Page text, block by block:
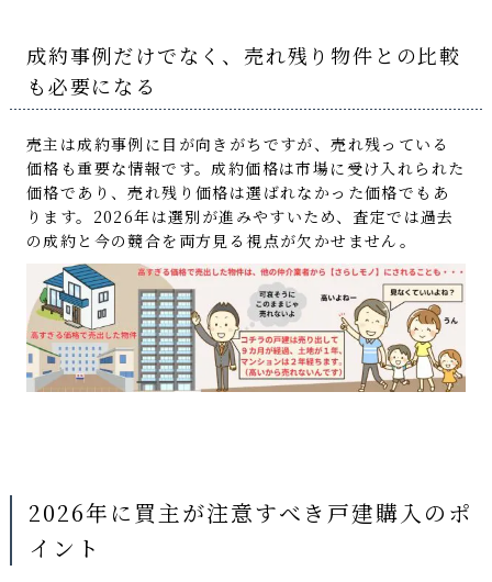
成約事例だけでなく、売れ残り物件との比較
も必要になる
売主は成約事例に目が向きがちですが、売れ残っている
価格も重要な情報です。成約価格は市場に受け入れられた
価格であり、売れ残り価格は選ばれなかった価格でもあ
ります。2026年は選別が進みやすいため、査定では過去
の成約と今の競合を両方見る視点が欠かせません。
2026年に買主が注意すべき戸建購入のポ
イント